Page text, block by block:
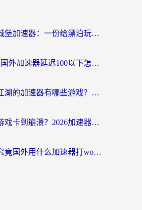
海外玩失落城堡加速器：一份给漂泊玩家的网络自救指南
新大话西游2国外加速器延迟100以下怎么办？海外党实测有效的低延迟指南
国外打古今江湖的加速器有哪些游戏？一个海外玩家的终极选择指南
海外玩国服游戏卡到崩溃？2026加速器免费推荐+实用指南（亲测有效）
身在海外，究竟国外用什么加速器打wow好？